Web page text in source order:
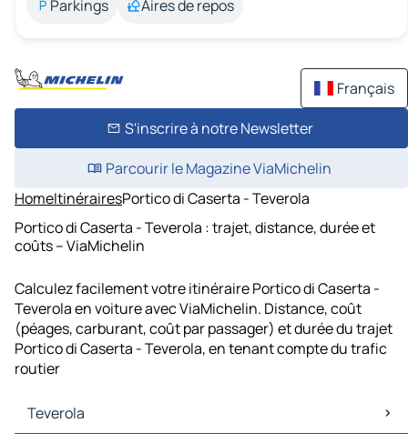
Parkings
Aires de repos
Français
S'inscrire à notre Newsletter
Parcourir le Magazine ViaMichelin
HomeItinérairesPortico di Caserta - Teverola
Portico di Caserta - Teverola : trajet, distance, durée et
coûts – ViaMichelin
Calculez facilement votre itinéraire Portico di Caserta -
Teverola en voiture avec ViaMichelin. Distance, coût
(péages, carburant, coût par passager) et durée du trajet
Portico di Caserta - Teverola, en tenant compte du trafic
routier
Teverola